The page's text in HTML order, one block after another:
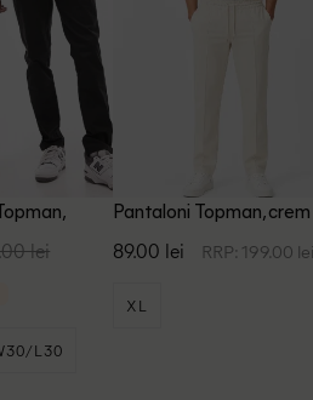
lei
L30
Pantaloni Topman, crem
89.00 lei RRP: 199.00 lei
XL